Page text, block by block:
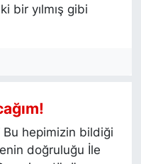
bir yılmış gibi
hepimizin bildiği
doğruluğu İle